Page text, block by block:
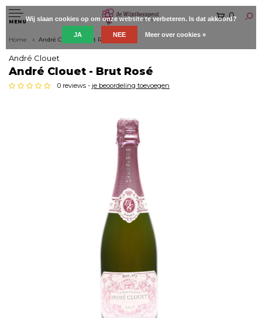
MENU
0
Home André Clouet - Brut Rosé
André Clouet
André Clouet - Brut Rosé
0 reviews - je beoordeling toevoegen
Wij slaan cookies op om onze website te verbeteren. Is dat akkoord?
JA NEE Meer over cookies »